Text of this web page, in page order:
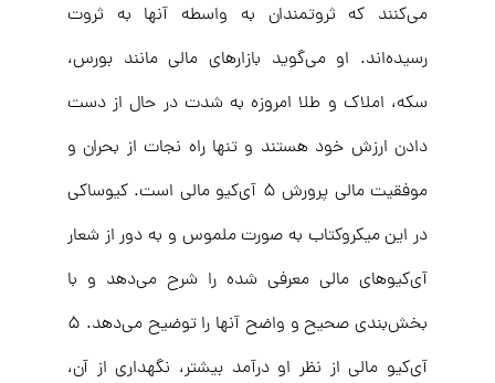
می‌کنند که ثروتمندان به واسطه آنها به ثروت
رسیده‌اند. او می‌گوید بازارهای مالی مانند بورس،
سکه، املاک و طلا امروزه به شدت در حال از دست
دادن ارزش خود هستند و تنها راه نجات از بحران و
موفقیت مالی پرورش ۵ آی‌کیو مالی است. کیوساکی
در این میکروکتاب به صورت ملموس و به دور از شعار
آی‌کیوهای مالی معرفی شده را شرح می‌دهد و با
بخش‌بندی صحیح و واضح آنها را توضیح می‌دهد. ۵
آی‌کیو مالی از نظر او درآمد بیشتر، نگهداری از آن،